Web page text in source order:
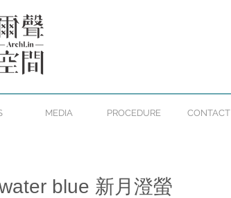
MEDIA PROCEDURE CONTACT
blue 新月澄螢